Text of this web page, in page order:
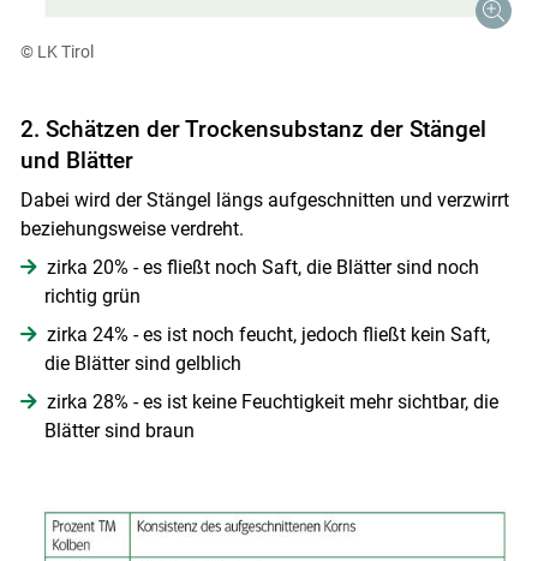
© LK Tirol
2. Schätzen der Trockensubstanz der Stängel
und Blätter
Dabei wird der Stängel längs aufgeschnitten und verzwirrt
beziehungsweise verdreht.
zirka 20% - es fließt noch Saft, die Blätter sind noch
richtig grün
zirka 24% - es ist noch feucht, jedoch fließt kein Saft,
die Blätter sind gelblich
zirka 28% - es ist keine Feuchtigkeit mehr sichtbar, die
Blätter sind braun